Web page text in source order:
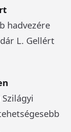
hadvezére
L. Gellért